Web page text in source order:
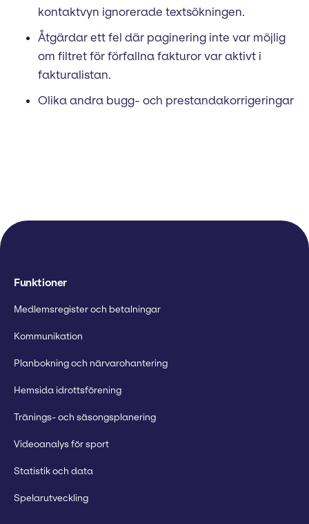
kontaktvyn ignorerade textsökningen.
Åtgärdar ett fel där paginering inte var möjlig
om filtret för förfallna fakturor var aktivt i
fakturalistan.
Olika andra bugg- och prestandakorrigeringar
Funktioner
Medlemsregister och betalningar
Kommunikation
Planbokning och närvarohantering
Hemsida idrottsförening
Tränings- och säsongsplanering
Videoanalys för sport
Statistik och data
Spelarutveckling